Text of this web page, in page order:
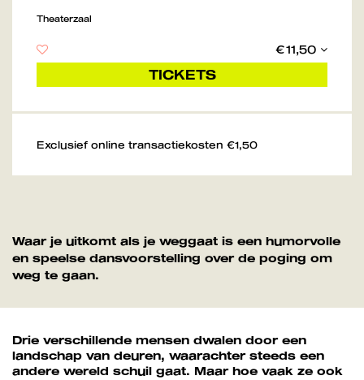
Theaterzaal
€ 11,50
TICKETS
Exclusief online transactiekosten €1,50
Waar je uitkomt als je weggaat is een humorvolle
en speelse dansvoorstelling over de poging om
weg te gaan.
Drie verschillende mensen dwalen door een
landschap van deuren, waarachter steeds een
andere wereld schuil gaat. Maar hoe vaak ze ook